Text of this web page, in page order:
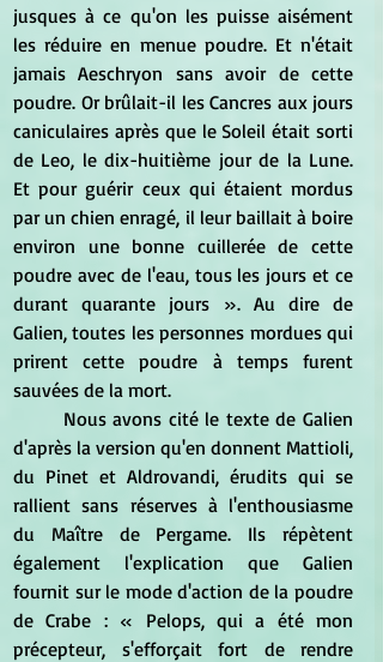
jusques à ce qu'on les puisse aisément
les réduire en menue poudre. Et n'était
jamais Aeschryon sans avoir de cette
poudre. Or brûlait-il les Cancres aux jours
caniculaires après que le Soleil était sorti
de Leo, le dix-huitième jour de la Lune.
Et pour guérir ceux qui étaient mordus
par un chien enragé, il leur baillait à boire
environ une bonne cuillerée de cette
poudre avec de l'eau, tous les jours et ce
durant quarante jours ». Au dire de
Galien, toutes les personnes mordues qui
prirent cette poudre à temps furent
sauvées de la mort.
d'après la version qu'en donnent Mattioli,
du Pinet et Aldrovandi, érudits qui se
rallient sans réserves à l'enthousiasme
du Maître de Pergame. Ils répètent
également l'explication que Galien
fournit sur le mode d'action de la poudre
de Crabe : « Pelops, qui a été mon
précepteur, s'efforçait fort de rendre